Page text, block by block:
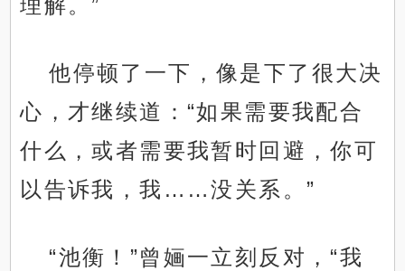
理解。”
他停顿了一下，像是下了很大决
心，才继续道：“如果需要我配合
什么，或者需要我暂时回避，你可
以告诉我，我……没关系。”
“池衡！”曾婳一立刻反对，“我